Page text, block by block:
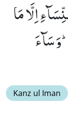
اِلَّا مَا
سَآءَ
Kanz ul Iman